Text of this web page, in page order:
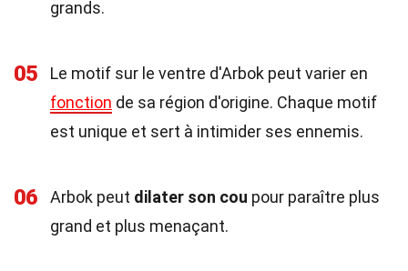
grands.
05
Le motif sur le ventre d'Arbok peut varier en
fonction de sa région d'origine. Chaque motif
est unique et sert à intimider ses ennemis.
06 Arbok peut dilater son cou pour paraître plus
grand et plus menaçant.